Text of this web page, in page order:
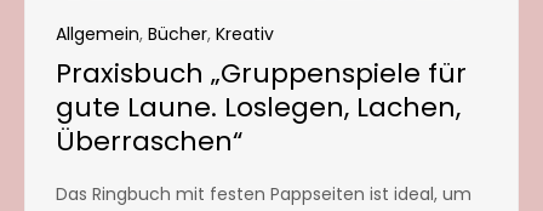
Allgemein, Bücher, Kreativ
Praxisbuch „Gruppenspiele für
gute Laune. Loslegen, Lachen,
Überraschen“
Das Ringbuch mit festen Pappseiten ist ideal, um